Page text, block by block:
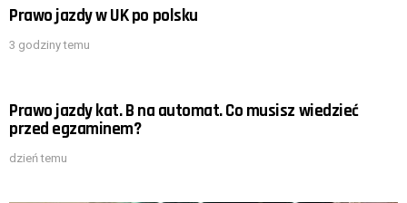
Prawo jazdy w UK po polsku
3 godziny temu
Prawo jazdy kat. B na automat. Co musisz wiedzieć
przed egzaminem?
dzień temu